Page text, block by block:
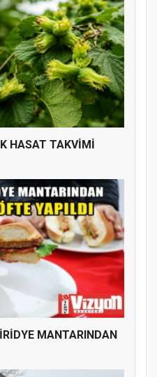
HASAT TAKVİMİ
MANTARINDAN